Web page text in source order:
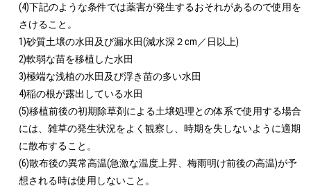
(4)下記のような条件では薬害が発生するおそれがあるので使用を
さけること。
1)砂質土壌の水田及び漏水田(減水深２cm／日以上)
2)軟弱な苗を移植した水田
3)極端な浅植の水田及び浮き苗の多い水田
4)稲の根が露出している水田
(5)移植前後の初期除草剤による土壌処理との体系で使用する場合
には、雑草の発生状況をよく観察し、時期を失しないように適期
に散布すること。
(6)散布後の異常高温(急激な温度上昇、梅雨明け前後の高温)が予
想される時は使用しないこと。